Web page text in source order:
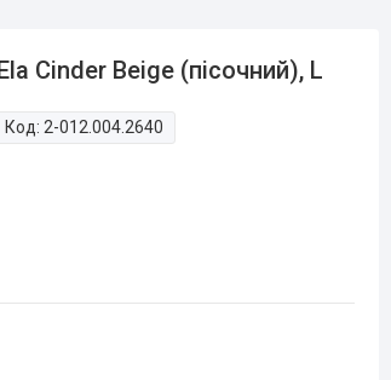
Cinder Beige (пісочний), L
Код: 2-012.004.2640